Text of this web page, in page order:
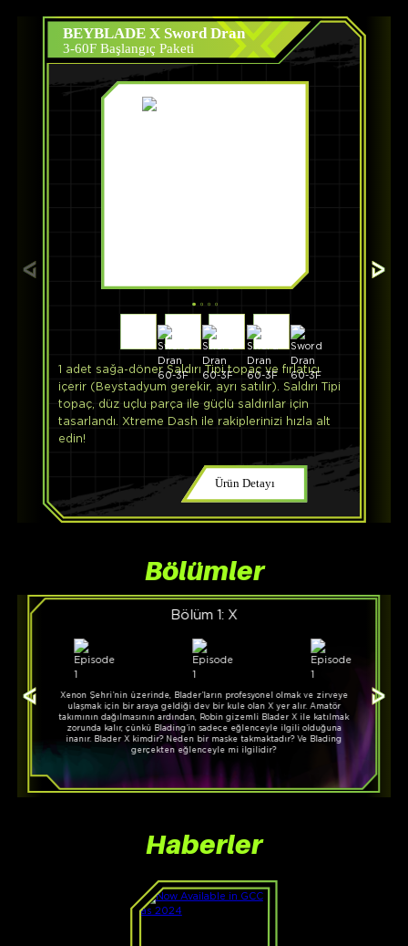
1 adet sağa-döner Saldırı Tipi topaç ve fırlatıcı
içerir (Beystadyum gerekir, ayrı satılır). Saldırı Tipi
topaç, düz uçlu parça ile güçlü saldırılar için
tasarlandı. Xtreme Dash ile rakiplerinizi hızla alt
edin!
BEYBLADE X Sword Dran
3-60F Başlangıç Paketi
Ürün Detayı
Bölümler
Bölüm 1: X
Xenon Şehri’nin üzerinde, Blader’ların profesyonel olmak ve zirveye
ulaşmak için bir araya geldiği dev bir kule olan X yer alır. Amatör
takımının dağılmasının ardından, Robin gizemli Blader X ile katılmak
zorunda kalır, çünkü Blading’in sadece eğlenceyle ilgili olduğuna
inanır. Blader X kimdir? Neden bir maske takmaktadır? Ve Blading
gerçekten eğlenceyle mi ilgilidir?
Haberler